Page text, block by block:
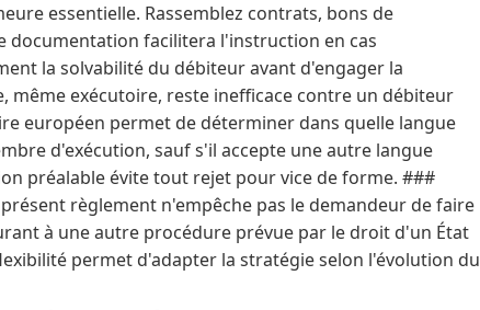
essentielle. Rassemblez contrats, bons de
documentation facilitera l'instruction en cas
la solvabilité du débiteur avant d'engager la
même exécutoire, reste inefficace contre un débiteur
européen permet de déterminer dans quelle langue
d'exécution, sauf s'il accepte une autre langue
préalable évite tout rejet pour vice de forme. ###
règlement n'empêche pas le demandeur de faire
à une autre procédure prévue par le droit d'un État
permet d'adapter la stratégie selon l'évolution du